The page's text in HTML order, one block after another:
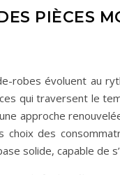
PIÈCES
robes évoluent au
qui traversent le
approche
choix des
solide, capable de